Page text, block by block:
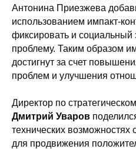
Антонина Приезжева
использованием импакт-
фиксировать и социальный
проблему. Таким образом
достигнут за счет
проблем и улучшения
Директор по
Дмитрий Уваров
технических возможностях
для продвижения